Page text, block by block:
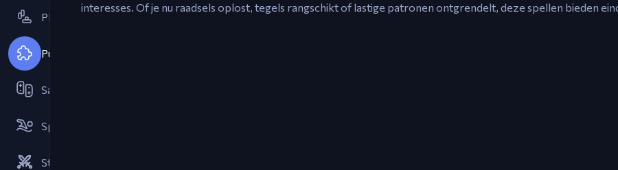
Platformspellen
Puzzel
Samenwerkings
Sportspellen
Strategieën
interesses. Of je nu raadsels oplost, tegels rangschikt of lastige patronen ontgrendelt, deze spellen bieden